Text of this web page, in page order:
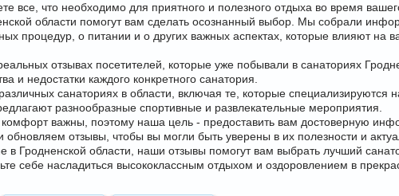
все, что необходимо для приятного и полезного отдыха во время
области помогут вам сделать осознанный выбор. Мы собрали
процедур, о питании и о других важных аспектах, которые влияют на
отзывах посетителей, которые уже побывали в санаториях
и недостатки каждого конкретного санатория.
санаториях в области, включая те, которые специализируются
разнообразные спортивные и развлекательные мероприятия.
важны, поэтому наша цель - предоставить вам достоверную
отзывы, чтобы вы могли быть уверены в их полезности и
в Гродненской области, наши отзывы помогут вам выбрать лучший
себе насладиться высококлассным отдыхом и оздоровлением в